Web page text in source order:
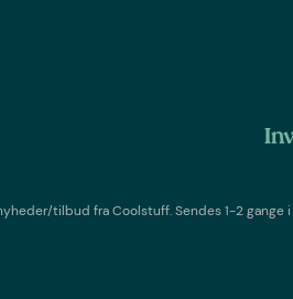
tilbud fraCoolstuff. Sendes 1-2 gange